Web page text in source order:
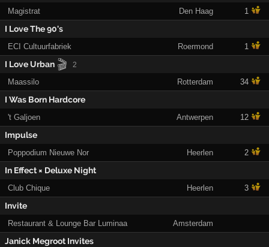
Magistrat Den Haag 1
I Love The 90's
ECI Cultuurfabriek Roermond 1
I Love Urban 🎬 2
Maassilo Rotterdam 34
I Was Born Hardcore
't Galjoen Antwerpen 12
Impulse
Poppodium Nieuwe Nor Heerlen 2
In Effect × Deluxe Night
Club Chique Heerlen 3
Invite
Restaurant & Lounge Bar Luminaa Amsterdam
Janick Megroot Invites